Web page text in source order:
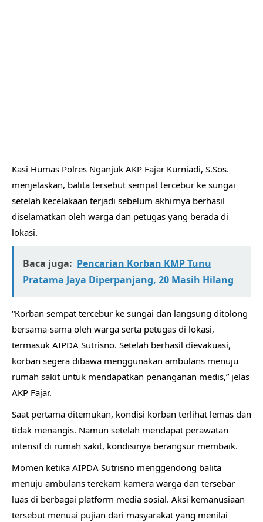
Kasi Humas Polres Nganjuk AKP Fajar Kurniadi, S.Sos.
menjelaskan, balita tersebut sempat tercebur ke sungai
setelah kecelakaan terjadi sebelum akhirnya berhasil
diselamatkan oleh warga dan petugas yang berada di
lokasi.
Baca juga: Pencarian Korban KMP Tunu
Pratama Jaya Diperpanjang, 20 Masih Hilang
“Korban sempat tercebur ke sungai dan langsung ditolong
bersama-sama oleh warga serta petugas di lokasi,
termasuk AIPDA Sutrisno. Setelah berhasil dievakuasi,
korban segera dibawa menggunakan ambulans menuju
rumah sakit untuk mendapatkan penanganan medis,” jelas
AKP Fajar.
Saat pertama ditemukan, kondisi korban terlihat lemas dan
tidak menangis. Namun setelah mendapat perawatan
intensif di rumah sakit, kondisinya berangsur membaik.
Momen ketika AIPDA Sutrisno menggendong balita
menuju ambulans terekam kamera warga dan tersebar
luas di berbagai platform media sosial. Aksi kemanusiaan
tersebut menuai pujian dari masyarakat yang menilai